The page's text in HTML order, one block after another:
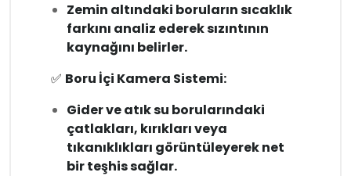
Zemin altındaki boruların sıcaklık
farkını analiz ederek sızıntının
kaynağını belirler.
✅ Boru İçi Kamera Sistemi:
Gider ve atık su borularındaki
çatlakları, kırıkları veya
tıkanıklıkları görüntüleyerek net
bir teşhis sağlar.